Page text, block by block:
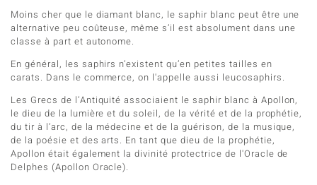
Moins cher que le diamant blanc, le saphir blanc peut être une
alternative peu coûteuse, même s’il est absolument dans une
classe à part et autonome.
En général, les saphirs n’existent qu’en petites tailles en
carats. Dans le commerce, on l'appelle aussi leucosaphirs.
Les Grecs de l’Antiquité associaient le saphir blanc à Apollon,
le dieu de la lumière et du soleil, de la vérité et de la prophétie,
du tir à l’arc, de la médecine et de la guérison, de la musique,
de la poésie et des arts. En tant que dieu de la prophétie,
Apollon était également la divinité protectrice de l'Oracle de
Delphes (Apollon Oracle).